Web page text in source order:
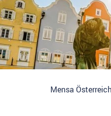
Mensa Österreich